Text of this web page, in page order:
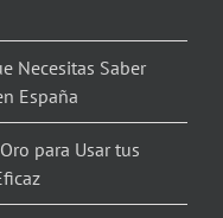
Necesitas Saber
España
para Usar tus